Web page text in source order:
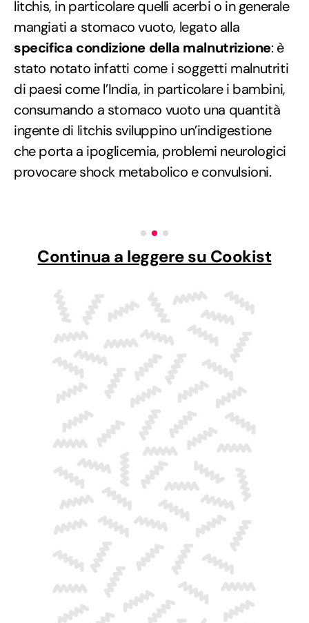
litchis, in particolare quelli acerbi o in generale
mangiati a stomaco vuoto, legato alla
specifica condizione della malnutrizione: è
stato notato infatti come i soggetti malnutriti
di paesi come l’India, in particolare i bambini,
consumando a stomaco vuoto una quantità
ingente di litchis sviluppino un’indigestione
che porta a ipoglicemia, problemi neurologici
provocare shock metabolico e convulsioni.
Continua a leggere su Cookist